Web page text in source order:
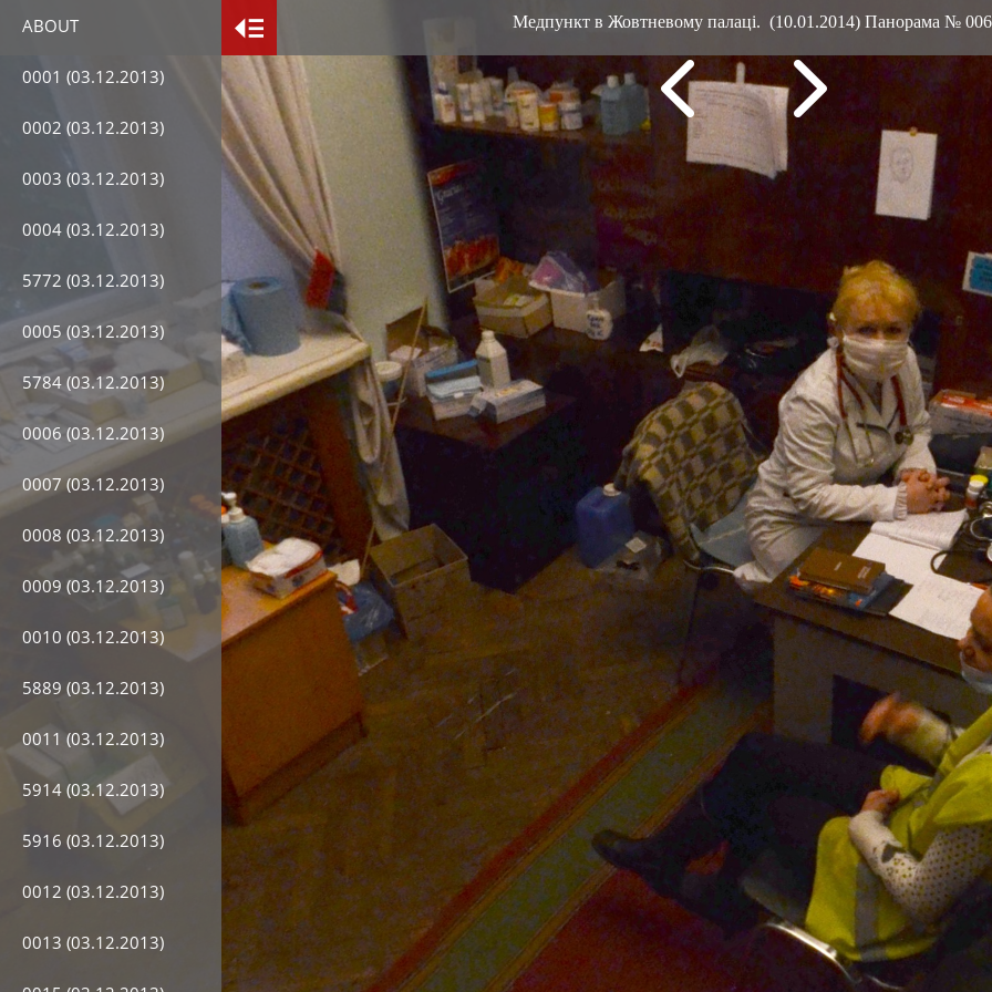
ABOUT
0001 (03.12.2013)
0002 (03.12.2013)
0003 (03.12.2013)
0004 (03.12.2013)
5772 (03.12.2013)
0005 (03.12.2013)
5784 (03.12.2013)
0006 (03.12.2013)
0007 (03.12.2013)
0008 (03.12.2013)
0009 (03.12.2013)
0010 (03.12.2013)
5889 (03.12.2013)
0011 (03.12.2013)
5914 (03.12.2013)
5916 (03.12.2013)
0012 (03.12.2013)
0013 (03.12.2013)
Медпункт в Жовтневому палаці. (10.01.2014) Панорама №